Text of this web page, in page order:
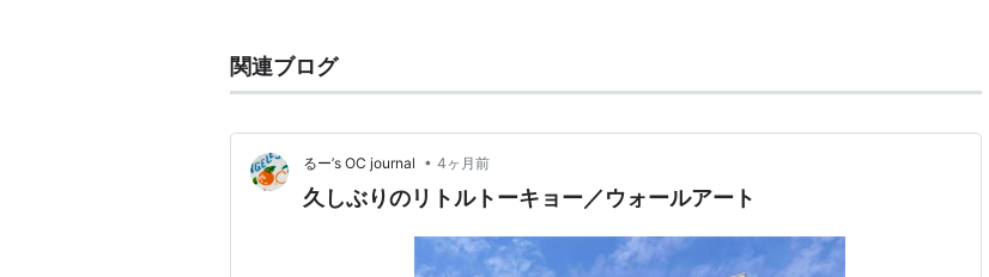
ファンハウス→BMGファンハウス→BMG JAPAN→アリオラジャパン→ソニー・ミュー
関連ブログ
るー’s OC journal • 4ヶ月前
久しぶりのリトルトーキョー／ウォールアート